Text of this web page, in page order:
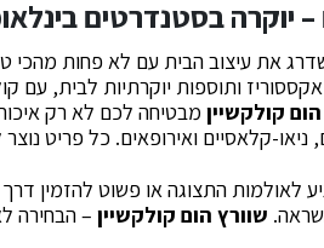
– יוקרה בסטנדרטים
את עיצוב הבית עם לא פחות מהכי
ותוספות יוקרתיות לבית, עם
קולקשיין מבטיחה לכם לא רק
ניאו-קלאסיים ואירופאים. כל פריט
לאולמות התצוגה או פשוט להזמין
שוורץ הום קולקשיין – הבחירה